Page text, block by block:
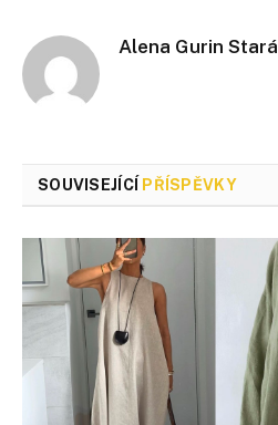
Alena Gurin Stará
SOUVISEJÍCÍ PŘÍSPĚVKY